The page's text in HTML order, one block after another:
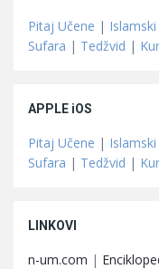
Pitaj Učene |
Sufara | Tedžvid |
APPLE iOS
Pitaj Učene |
Sufara | Tedžvid |
LINKOVI
n-um.com |